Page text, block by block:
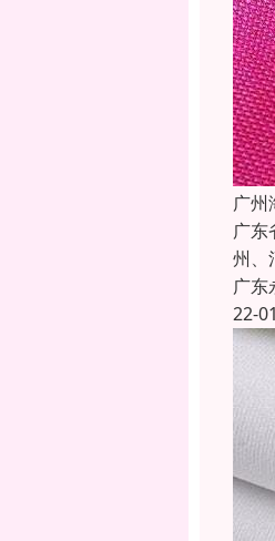
广州
广东
州
广东
22-